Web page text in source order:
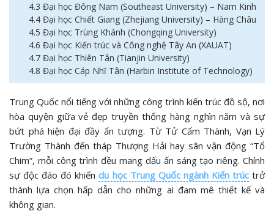
4.3 Đại học Đông Nam (Southeast University) – Nam Kinh
4.4 Đại học Chiết Giang (Zhejiang University) – Hàng Châu
4.5 Đại học Trùng Khánh (Chongqing University)
4.6 Đại học Kiến trúc và Công nghệ Tây An (XAUAT)
4.7 Đại học Thiên Tân (Tianjin University)
4.8 Đại học Cáp Nhĩ Tân (Harbin Institute of Technology)
Trung Quốc nổi tiếng với những công trình kiến trúc đồ sộ, nơi
hòa quyện giữa vẻ đẹp truyền thống hàng nghìn năm và sự
bứt phá hiện đại đầy ấn tượng. Từ Tử Cấm Thành, Vạn Lý
Trường Thành đến tháp Thượng Hải hay sân vận động “Tổ
Chim”, mỗi công trình đều mang dấu ấn sáng tạo riêng. Chính
sự độc đáo đó khiếndu học Trung Quốc ngành Kiến trúctrở
thành lựa chọn hấp dẫn cho những ai đam mê thiết kế và
không gian.